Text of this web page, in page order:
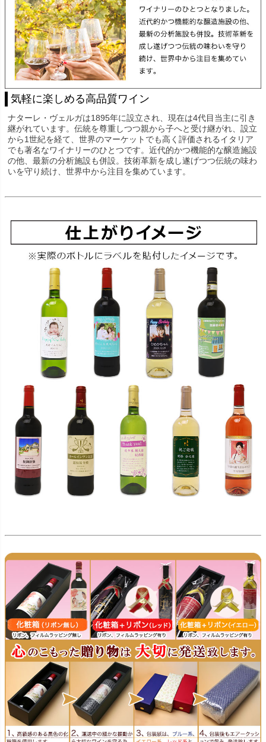
気軽に楽しめる高品質ワイン
ナターレ・ヴェルガは1895年に設立され、現在は4代目当主に引き
継がれています。伝統を尊重しつつ親から子へと受け継がれ、設立
から1世紀を経て、世界のマーケットでも高く評価されるイタリア
でも著名なワイナリーのひとつです。近代的かつ機能的な醸造施設
の他、最新の分析施設も併設。技術革新を成し遂げつつ伝統の味わ
いを守り続け、世界中から注目を集めています。